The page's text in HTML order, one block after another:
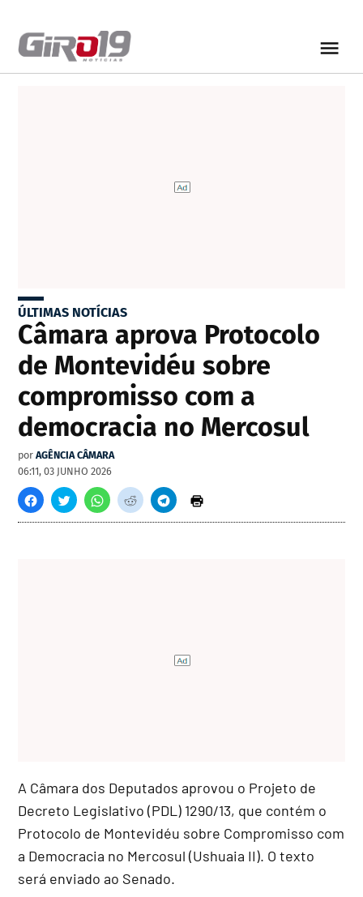
ÚLTIMAS NOTÍCIAS
Câmara aprova Protocolo
de Montevidéu sobre
compromisso com a
democracia no Mercosul
por AGÊNCIA CÂMARA
06:11, 03 JUNHO 2026
A Câmara dos Deputados aprovou o Projeto de
Decreto Legislativo (PDL) 1290/13, que contém o
Protocolo de Montevidéu sobre Compromisso com
a Democracia no Mercosul (Ushuaia II). O texto
será enviado ao Senado.